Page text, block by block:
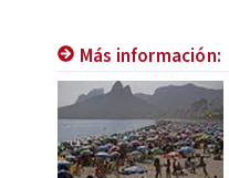
Más información: